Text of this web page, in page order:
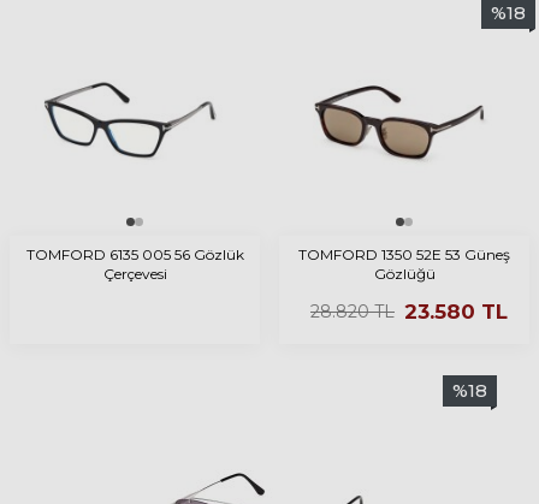
TOMFORD 6135 005 56 Gözlük
Çerçevesi
%18
TOMFORD 1350 52E 53 Güneş
Gözlüğü
28.820TL 23.580 TL
%18